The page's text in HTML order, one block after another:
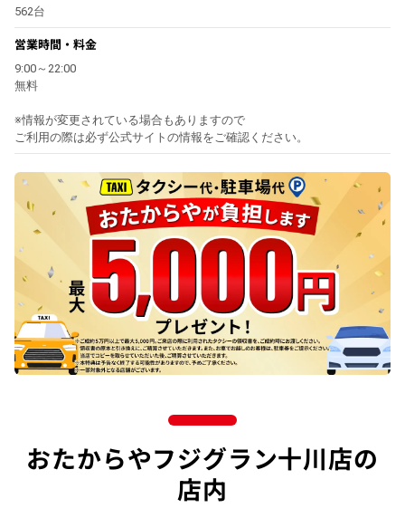
562台
営業時間・料金
9:00～22:00
無料
※情報が変更されている場合もありますので
ご利用の際は必ず公式サイトの情報をご確認ください。
おたからやフジグラン十川店の
店内